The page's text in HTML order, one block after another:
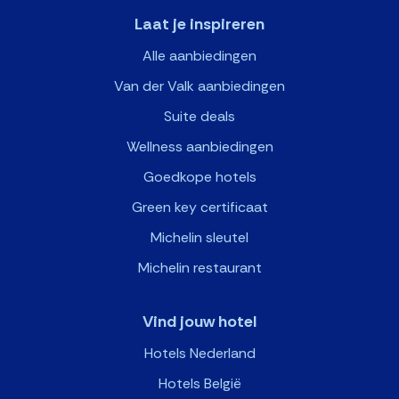
Laat je inspireren
Alle aanbiedingen
Van der Valk aanbiedingen
Suite deals
Wellness aanbiedingen
Goedkope hotels
Green key certificaat
Michelin sleutel
Michelin restaurant
Vind jouw hotel
Hotels Nederland
Hotels België